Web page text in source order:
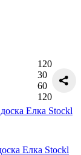
120
30
60
120
Елка Stockl